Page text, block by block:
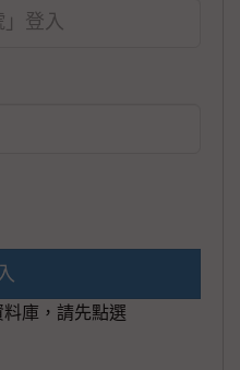
庫，請先點選